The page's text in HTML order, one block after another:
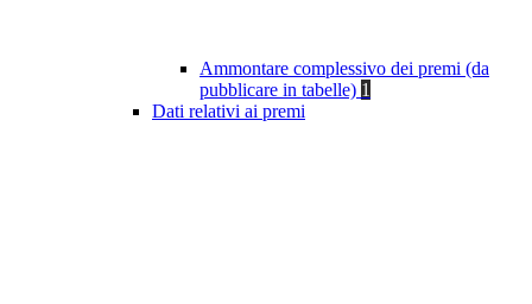
Ammontare complessivo dei premi (da
pubblicare in tabelle) 1
Dati relativi ai premi